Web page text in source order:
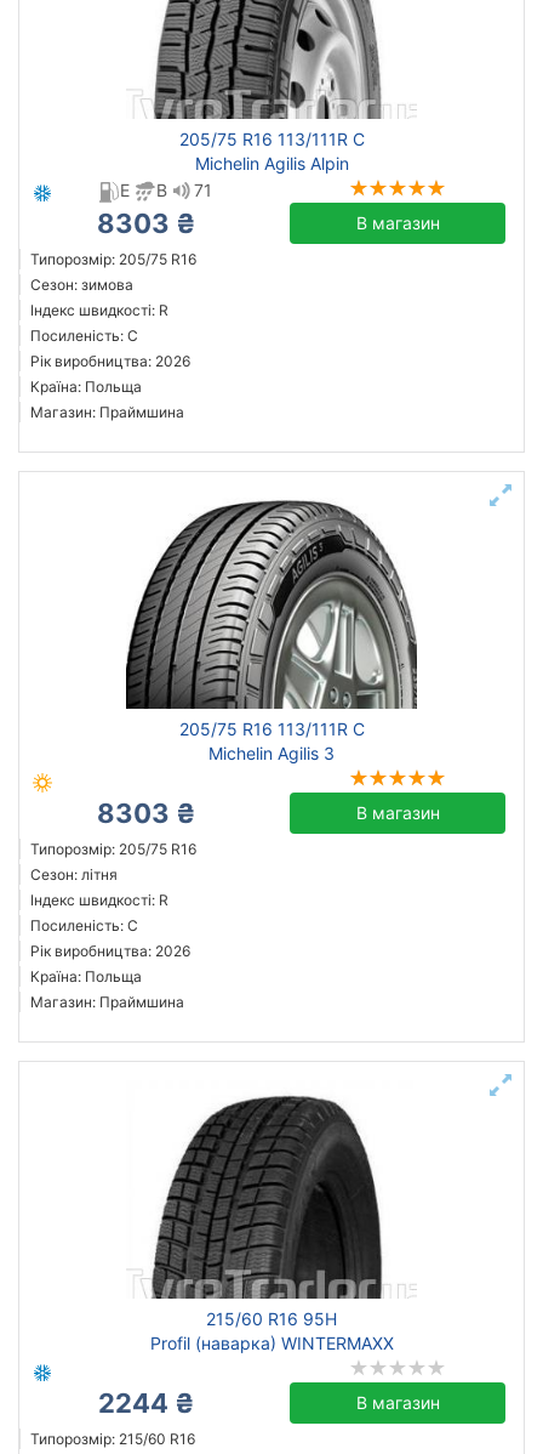
205/75 R16 113/111R C
Michelin Agilis Alpin
E
B 71
8303 ₴ В магазин
Типорозмір: 205/75 R16
Сезон: зимова
Індекс швидкості: R
Посиленість: C
Рік виробництва: 2026
Країна: Польща
Магазин: Праймшина
205/75 R16 113/111R C
Michelin Agilis 3
8303 ₴ В магазин
Типорозмір: 205/75 R16
Сезон: літня
Індекс швидкості: R
Посиленість: C
Рік виробництва: 2026
Країна: Польща
Магазин: Праймшина
215/60 R16 95H
Profil (наварка) WINTERMAXX
2244 ₴ В магазин
Типорозмір: 215/60 R16